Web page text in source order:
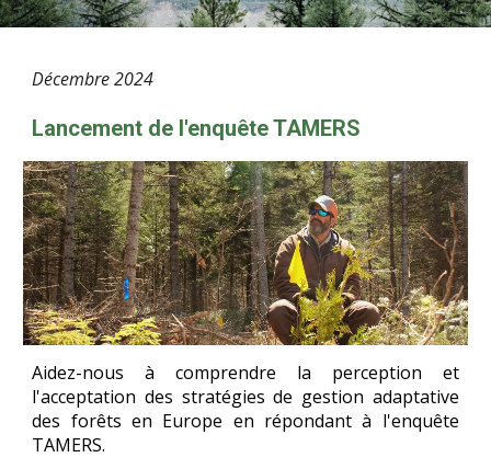
Décembre2024
Lancement de l'enquête TAMERS
Aidez-nous à comprendre la perception et
l'acceptation des stratégies de gestion adaptative
des forêts en Europe en répondant à l'enquête
TAMERS.